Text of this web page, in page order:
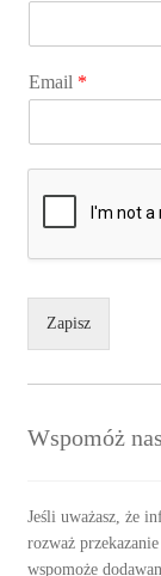
Email *
Zapisz
Wspomóż nas
Jeśli uważasz, że
rozważ
wspomoże